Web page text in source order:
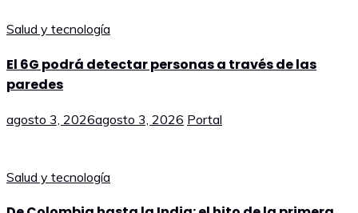
Salud y tecnología
El 6G podrá detectar personas a través de las
paredes
agosto 3, 2026agosto 3, 2026 Portal
Salud y tecnología